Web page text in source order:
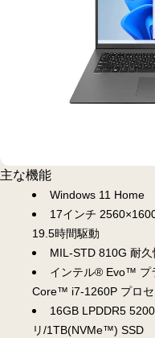
主な機能
Windows 11 Home
17インチ
19.5時間駆動
MIL-STD 810G 耐
インテル® Evo™ プ
Core™ i7-1260P プロセ
16GB LPDDR5
リ/1TB(NVMe™) SSD